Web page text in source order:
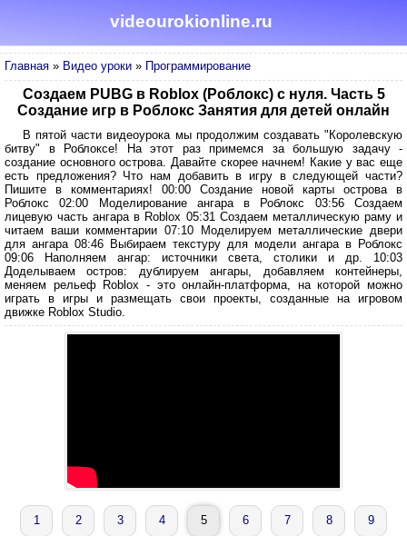
videourokionline.ru
Главная » Видео уроки » Программирование
Создаем PUBG в Roblox (Роблокс) с нуля. Часть 5
Создание игр в Роблокс Занятия для детей онлайн
В пятой части видеоурока мы продолжим создавать "Королевскую
битву" в Роблоксе! На этот раз примемся за большую задачу -
создание основного острова. Давайте скорее начнем! Какие у вас еще
есть предложения? Что нам добавить в игру в следующей части?
Пишите в комментариях! 00:00 Создание новой карты острова в
Роблокс 02:00 Моделирование ангара в Роблокс 03:56 Создаем
лицевую часть ангара в Roblox 05:31 Создаем металлическую раму и
читаем ваши комментарии 07:10 Моделируем металлические двери
для ангара 08:46 Выбираем текстуру для модели ангара в Роблокс
09:06 Наполняем ангар: источники света, столики и др. 10:03
Доделываем остров: дублируем ангары, добавляем контейнеры,
меняем рельеф Roblox - это онлайн-платформа, на которой можно
играть в игры и размещать свои проекты, созданные на игровом
движке Roblox Studio.
1 2 3 4 5 6 7 8 9